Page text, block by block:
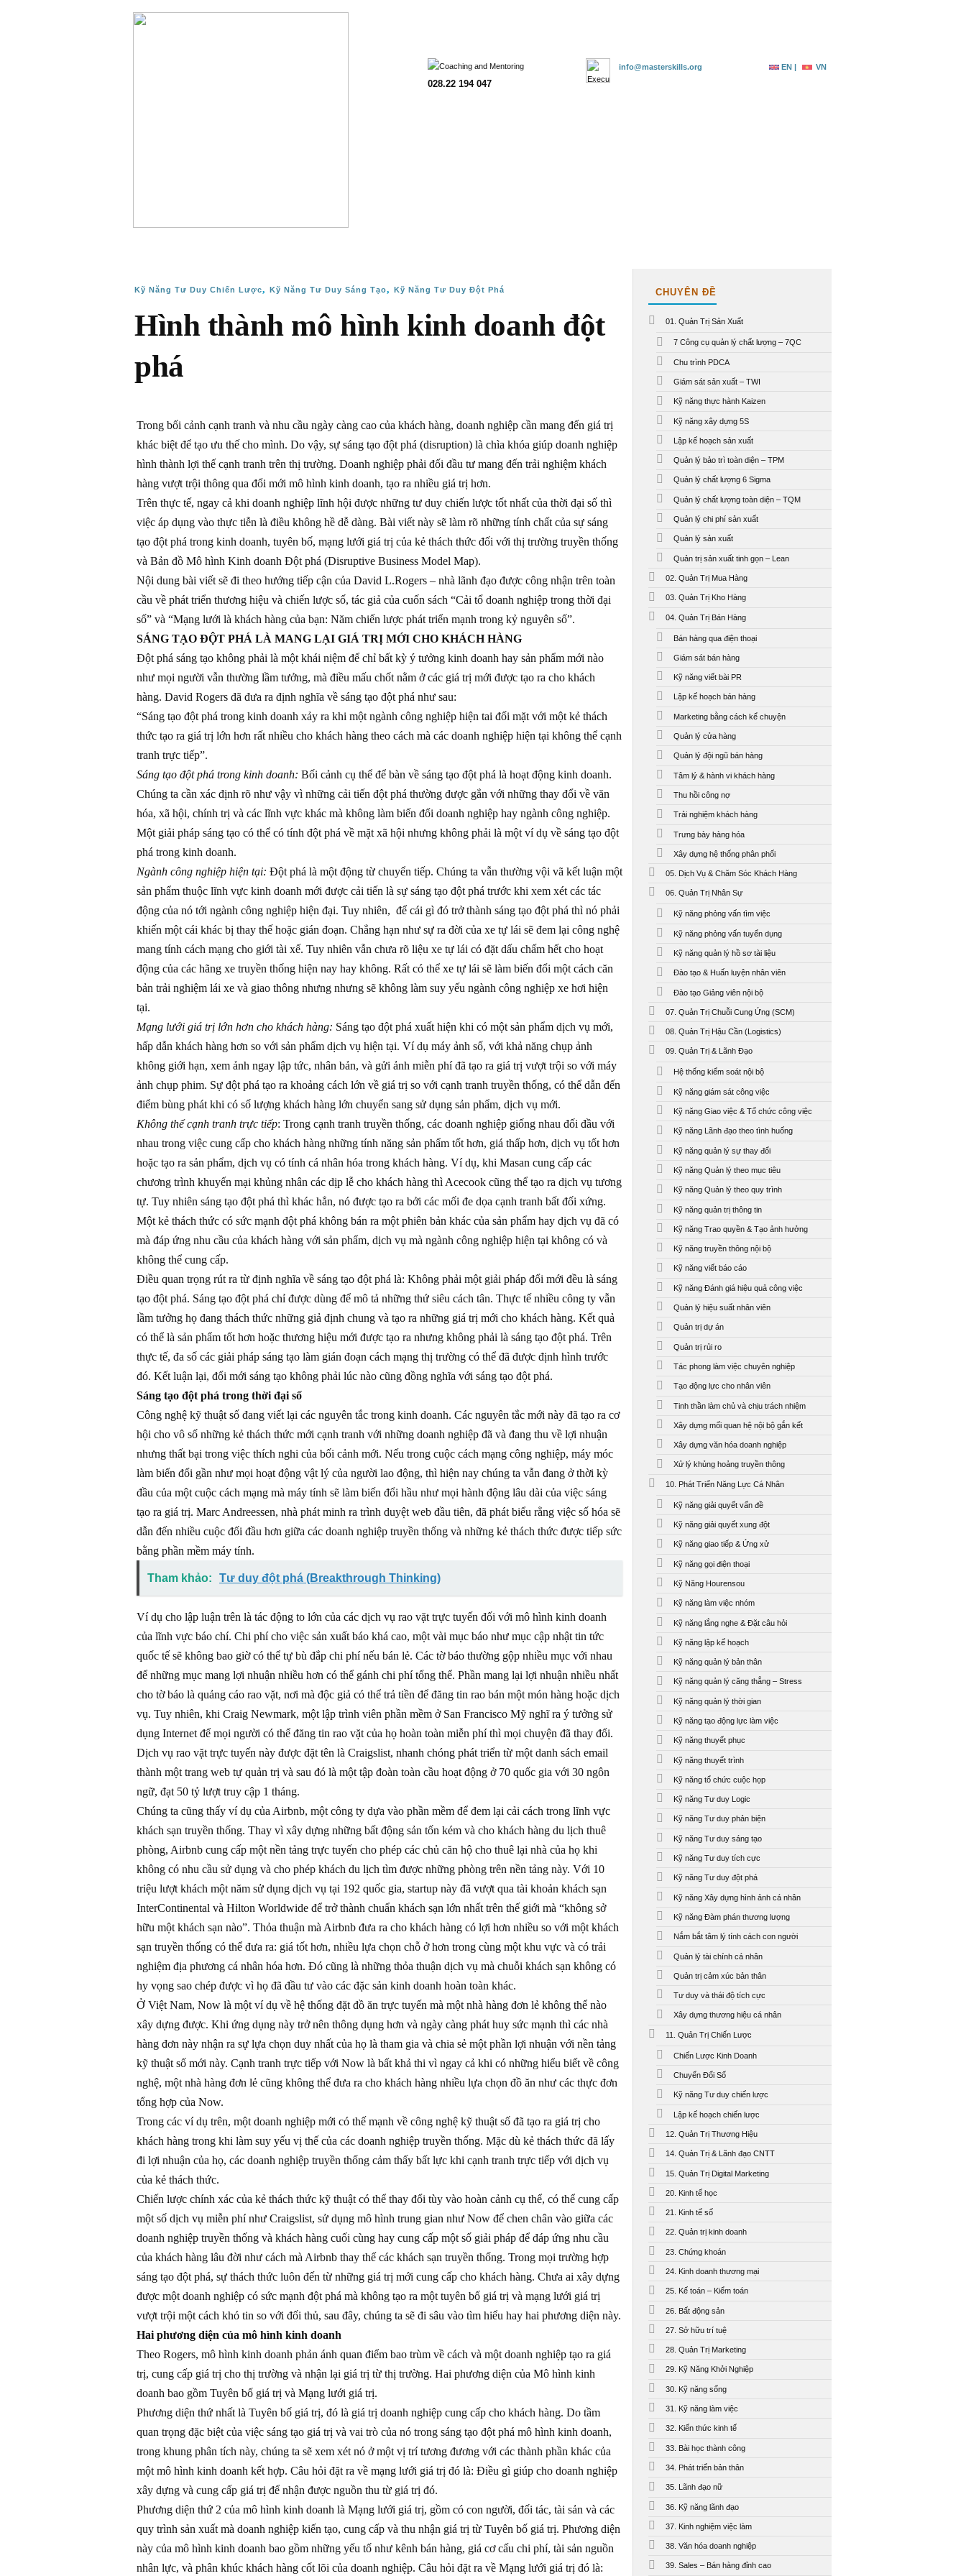
EN | VN
info@masterskills.org
028.22 194 047
Kỹ Năng Tư Duy Chiến Lược, Kỹ Năng Tư Duy Sáng Tạo, Kỹ Năng Tư Duy Đột Phá
Hình thành mô hình kinh doanh đột
phá
Trong bối cảnh cạnh tranh và nhu cầu ngày càng cao của khách hàng, doanh nghiệp cần mang đến giá trị
khác biệt để tạo ưu thế cho mình. Do vậy, sự sáng tạo đột phá (disruption) là chìa khóa giúp doanh nghiệp
hình thành lợi thế cạnh tranh trên thị trường. Doanh nghiệp phải đối đầu tư mang đến trải nghiệm khách
hàng vượt trội thông qua đổi mới mô hình kinh doanh, tạo ra nhiều giá trị hơn.
Trên thực tế, ngay cả khi doanh nghiệp lĩnh hội được những tư duy chiến lược tốt nhất của thời đại số thì
việc áp dụng vào thực tiễn là điều không hề dễ dàng. Bài viết này sẽ làm rõ những tính chất của sự sáng
tạo đột phá trong kinh doanh, tuyên bố, mạng lưới giá trị của kẻ thách thức đối với thị trường truyền thống
và Bản đồ Mô hình Kinh doanh Đột phá (Disruptive Business Model Map).
Nội dung bài viết sẽ đi theo hướng tiếp cận của David L.Rogers – nhà lãnh đạo được công nhận trên toàn
cầu về phát triển thương hiệu và chiến lược số, tác giả của cuốn sách “Cải tổ doanh nghiệp trong thời đại
số” và “Mạng lưới là khách hàng của bạn: Năm chiến lược phát triển mạnh trong kỷ nguyên số”.
SÁNG TẠO ĐỘT PHÁ LÀ MANG LẠI GIÁ TRỊ MỚI CHO KHÁCH HÀNG
Đột phá sáng tạo không phải là một khái niệm để chỉ bất kỳ ý tưởng kinh doanh hay sản phẩm mới nào
như mọi người vẫn thường lầm tưởng, mà điều mấu chốt nằm ở các giá trị mới được tạo ra cho khách
hàng. David Rogers đã đưa ra định nghĩa về sáng tạo đột phá như sau:
“Sáng tạo đột phá trong kinh doanh xảy ra khi một ngành công nghiệp hiện tai đối mặt với một kẻ thách
thức tạo ra giá trị lớn hơn rất nhiều cho khách hàng theo cách mà các doanh nghiệp hiện tại không thể cạnh
tranh trực tiếp”.
Sáng tạo đột phá trong kinh doanh: Bối cảnh cụ thể để bàn về sáng tạo đột phá là hoạt động kinh doanh.
Chúng ta cần xác định rõ như vậy vì những cải tiến đột phá thường được gắn với những thay đổi về văn
hóa, xã hội, chính trị và các lĩnh vực khác mà không làm biến đổi doanh nghiệp hay ngành công nghiệp.
Một giải pháp sáng tạo có thể có tính đột phá về mặt xã hội nhưng không phải là một ví dụ về sáng tạo đột
phá trong kinh doanh.
Ngành công nghiệp hiện tại: Đột phá là một động từ chuyển tiếp. Chúng ta vẫn thường vội vã kết luận một
sản phẩm thuộc lĩnh vực kinh doanh mới được cải tiến là sự sáng tạo đột phá trước khi xem xét các tác
động của nó tới ngành công nghiệp hiện đại. Tuy nhiên, để cái gì đó trở thành sáng tạo đột phá thì nó phải
khiến một cái khác bị thay thế hoặc gián đoạn. Chẳng hạn như sự ra đời của xe tự lái sẽ đem lại công nghệ
mang tính cách mạng cho giới tài xế. Tuy nhiên vẫn chưa rõ liệu xe tự lái có đặt dấu chấm hết cho hoạt
động của các hãng xe truyền thống hiện nay hay không. Rất có thể xe tự lái sẽ làm biến đổi một cách căn
bản trải nghiệm lái xe và giao thông nhưng nhưng sẽ không làm suy yếu ngành công nghiệp xe hơi hiện
tại.
Mạng lưới giá trị lớn hơn cho khách hàng: Sáng tạo đột phá xuất hiện khi có một sản phẩm dịch vụ mới,
hấp dẫn khách hàng hơn so với sản phẩm dịch vụ hiện tại. Ví dụ máy ảnh số, với khả năng chụp ảnh
không giới hạn, xem ảnh ngay lập tức, nhân bản, và gửi ảnh miễn phí đã tạo ra giá trị vượt trội so với máy
ảnh chụp phim. Sự đột phá tạo ra khoảng cách lớn về giá trị so với cạnh tranh truyền thống, có thể dẫn đến
điểm bùng phát khi có số lượng khách hàng lớn chuyển sang sử dụng sản phẩm, dịch vụ mới.
Không thể cạnh tranh trực tiếp: Trong cạnh tranh truyền thống, các doanh nghiệp giống nhau đối đầu với
nhau trong việc cung cấp cho khách hàng những tính năng sản phẩm tốt hơn, giá thấp hơn, dịch vụ tốt hơn
hoặc tạo ra sản phẩm, dịch vụ có tính cá nhân hóa trong khách hàng. Ví dụ, khi Masan cung cấp các
chương trình khuyến mại khủng nhân các dịp lễ cho khách hàng thì Acecook cũng thể tạo ra dịch vụ tương
tự. Tuy nhiên sáng tạo đột phá thì khác hẳn, nó được tạo ra bởi các mối đe dọa cạnh tranh bất đối xứng.
Một kẻ thách thức có sức mạnh đột phá không bán ra một phiên bản khác của sản phẩm hay dịch vụ đã có
mà đáp ứng nhu cầu của khách hàng với sản phẩm, dịch vụ mà ngành công nghiệp hiện tại không có và
không thể cung cấp.
Điều quan trọng rút ra từ định nghĩa về sáng tạo đột phá là: Không phải một giải pháp đổi mới đều là sáng
tạo đột phá. Sáng tạo đột phá chỉ được dùng để mô tả những thứ siêu cách tân. Thực tế nhiều công ty vẫn
lầm tưởng họ đang thách thức những giả định chung và tạo ra những giá trị mới cho khách hàng. Kết quả
có thể là sản phẩm tốt hơn hoặc thương hiệu mới được tạo ra nhưng không phải là sáng tạo đột phá. Trên
thực tế, đa số các giải pháp sáng tạo làm gián đoạn cách mạng thị trường có thể đã được định hình trước
đó. Kết luận lại, đổi mới sáng tạo không phải lúc nào cũng đồng nghĩa với sáng tạo đột phá.
Sáng tạo đột phá trong thời đại số
Công nghệ kỹ thuật số đang viết lại các nguyên tắc trong kinh doanh. Các nguyên tắc mới này đã tạo ra cơ
hội cho vô số những kẻ thách thức mới cạnh tranh với những doanh nghiệp đã và đang thu về lợi nhuận
nhưng thất bại trong việc thích nghi của bối cảnh mới. Nếu trong cuộc cách mạng công nghiệp, máy móc
làm biến đổi gần như mọi hoạt động vật lý của người lao động, thì hiện nay chúng ta vẫn đang ở thời kỳ
đầu của một cuộc cách mạng mà máy tính sẽ làm biến đổi hầu như mọi hành động lâu dài của việc sáng
tạo ra giá trị. Marc Andreessen, nhà phát minh ra trình duyệt web đầu tiên, đã phát biểu rằng việc số hóa sẽ
dẫn đến nhiều cuộc đối đầu hơn giữa các doanh nghiệp truyền thống và những kẻ thách thức được tiếp sức
bằng phần mềm máy tính.
Tham khảo: Tư duy đột phá (Breakthrough Thinking)
Ví dụ cho lập luận trên là tác động to lớn của các dịch vụ rao vặt trực tuyến đối với mô hình kinh doanh
của lĩnh vực báo chí. Chi phí cho việc sản xuất báo khá cao, một vài mục báo như mục cập nhật tin tức
quốc tế sẽ không bao giờ có thể tự bù đắp chi phí nếu bán lẻ. Các tờ báo thường gộp nhiều mục với nhau
để những mục mang lợi nhuận nhiều hơn có thể gánh chi phí tổng thể. Phần mang lại lợi nhuận nhiều nhất
cho tờ báo là quảng cáo rao vặt, nơi mà độc giả có thể trả tiền để đăng tin rao bán một món hàng hoặc dịch
vụ. Tuy nhiên, khi Craig Newmark, một lập trình viên phần mềm ở San Francisco Mỹ nghĩ ra ý tưởng sử
dụng Internet để mọi người có thể đăng tin rao vặt của họ hoàn toàn miễn phí thì mọi chuyện đã thay đổi.
Dịch vụ rao vặt trực tuyến này được đặt tên là Craigslist, nhanh chóng phát triển từ một danh sách email
thành một trang web tự quản trị và sau đó là một tập đoàn toàn cầu hoạt động ở 70 quốc gia với 30 ngôn
ngữ, đạt 50 tỷ lượt truy cập 1 tháng.
Chúng ta cũng thấy ví dụ của Airbnb, một công ty dựa vào phần mềm để đem lại cải cách trong lĩnh vực
khách sạn truyền thống. Thay vì xây dựng những bất động sản tốn kém và cho khách hàng du lịch thuê
phòng, Airbnb cung cấp một nền tảng trực tuyến cho phép các chủ căn hộ cho thuê lại nhà của họ khi
không có nhu cầu sử dụng và cho phép khách du lịch tìm được những phòng trên nền tảng này. Với 10
triệu lượt khách một năm sử dụng dịch vụ tại 192 quốc gia, startup này đã vượt qua tài khoản khách sạn
InterContinental và Hilton Worldwide để trở thành chuẩn khách sạn lớn nhất trên thế giới mà “không sở
hữu một khách sạn nào”. Thỏa thuận mà Airbnb đưa ra cho khách hàng có lợi hơn nhiều so với một khách
sạn truyền thống có thể đưa ra: giá tốt hơn, nhiều lựa chọn chỗ ở hơn trong cùng một khu vực và có trải
nghiệm địa phương cá nhân hóa hơn. Đó cũng là những thỏa thuận dịch vụ mà chuỗi khách sạn không có
hy vọng sao chép được vì họ đã đầu tư vào các đặc sản kinh doanh hoàn toàn khác.
Ở Việt Nam, Now là một ví dụ về hệ thống đặt đồ ăn trực tuyến mà một nhà hàng đơn lẻ không thể nào
xây dựng được. Khi ứng dụng này trở nên thông dụng hơn và ngày càng phát huy sức mạnh thì các nhà
hàng đơn này nhận ra sự lựa chọn duy nhất của họ là tham gia và chia sẻ một phần lợi nhuận với nền tảng
kỹ thuật số mới này. Cạnh tranh trực tiếp với Now là bất khả thi vì ngay cả khi có những hiểu biết về công
nghệ, một nhà hàng đơn lẻ cũng không thể đưa ra cho khách hàng nhiều lựa chọn đồ ăn như các thực đơn
tổng hợp của Now.
Trong các ví dụ trên, một doanh nghiệp mới có thế mạnh về công nghệ kỹ thuật số đã tạo ra giá trị cho
khách hàng trong khi làm suy yếu vị thế của các doanh nghiệp truyền thống. Mặc dù kẻ thách thức đã lấy
đi lợi nhuận của họ, các doanh nghiệp truyền thống cảm thấy bất lực khi cạnh tranh trực tiếp với dịch vụ
của kẻ thách thức.
Chiến lược chính xác của kẻ thách thức kỹ thuật có thể thay đổi tùy vào hoàn cảnh cụ thể, có thể cung cấp
một số dịch vụ miễn phí như Craigslist, sử dụng mô hình trung gian như Now để chen chân vào giữa các
doanh nghiệp truyền thống và khách hàng cuối cùng hay cung cấp một số giải pháp để đáp ứng nhu cầu
của khách hàng lâu đời như cách mà Airbnb thay thế các khách sạn truyền thống. Trong mọi trường hợp
sáng tạo đột phá, sự thách thức luôn đến từ những giá trị mới cung cấp cho khách hàng. Chưa ai xây dựng
được một doanh nghiệp có sức mạnh đột phá mà không tạo ra một tuyên bố giá trị và mạng lưới giá trị
vượt trội một cách khó tin so với đối thủ, sau đây, chúng ta sẽ đi sâu vào tìm hiểu hay hai phương diện này.
Hai phương diện của mô hình kinh doanh
Theo Rogers, mô hình kinh doanh phản ánh quan điểm bao trùm về cách và một doanh nghiệp tạo ra giá
trị, cung cấp giá trị cho thị trường và nhận lại giá trị từ thị trường. Hai phương diện của Mô hình kinh
doanh bao gồm Tuyên bố giá trị và Mạng lưới giá trị.
Phương diện thứ nhất là Tuyên bố giá trị, đó là giá trị doanh nghiệp cung cấp cho khách hàng. Do tầm
quan trọng đặc biệt của việc sáng tạo giá trị và vai trò của nó trong sáng tạo đột phá mô hình kinh doanh,
trong khung phân tích này, chúng ta sẽ xem xét nó ở một vị trí tương đương với các thành phần khác của
một mô hình kinh doanh kết hợp. Câu hỏi đặt ra về mạng lưới giá trị đó là: Điều gì giúp cho doanh nghiệp
xây dựng và cung cấp giá trị để nhận được nguồn thu từ giá trị đó.
Phương diện thứ 2 của mô hình kinh doanh là Mạng lưới giá trị, gồm có con người, đối tác, tài sản và các
quy trình sản xuất mà doanh nghiệp kiến tạo, cung cấp và thu nhận giá trị từ Tuyên bố giá trị. Phương diện
này của mô hình kinh doanh bao gồm những yếu tố như kênh bán hàng, giá cơ cấu chi phí, tài sản nguồn
nhân lực, và phân khúc khách hàng cốt lõi của doanh nghiệp. Câu hỏi đặt ra về Mạng lưới giá trị đó là:
CHUYÊN ĐỀ
01. Quản Trị Sản Xuất
7 Công cụ quản lý chất lượng – 7QC
Chu trình PDCA
Giám sát sản xuất – TWI
Kỹ năng thực hành Kaizen
Kỹ năng xây dựng 5S
Lập kế hoạch sản xuất
Quản lý bảo trì toàn diện – TPM
Quản lý chất lượng 6 Sigma
Quản lý chất lượng toàn diện – TQM
Quản lý chi phí sản xuất
Quản lý sản xuất
Quản trị sản xuất tinh gọn – Lean
02. Quản Trị Mua Hàng
03. Quản Trị Kho Hàng
04. Quản Trị Bán Hàng
Bán hàng qua điện thoại
Giám sát bán hàng
Kỹ năng viết bài PR
Lập kế hoạch bán hàng
Marketing bằng cách kể chuyện
Quản lý cửa hàng
Quản lý đội ngũ bán hàng
Tâm lý & hành vi khách hàng
Thu hồi công nợ
Trải nghiệm khách hàng
Trưng bày hàng hóa
Xây dựng hệ thống phân phối
05. Dịch Vụ & Chăm Sóc Khách Hàng
06. Quản Trị Nhân Sự
Kỹ năng phỏng vấn tìm việc
Kỹ năng phỏng vấn tuyển dụng
Kỹ năng quản lý hồ sơ tài liệu
Đào tạo & Huấn luyện nhân viên
Đào tạo Giảng viên nội bộ
07. Quản Trị Chuỗi Cung Ứng (SCM)
08. Quản Trị Hậu Cần (Logistics)
09. Quản Trị & Lãnh Đạo
Hệ thống kiểm soát nội bộ
Kỹ năng giám sát công việc
Kỹ năng Giao việc & Tổ chức công việc
Kỹ năng Lãnh đạo theo tình huống
Kỹ năng quản lý sự thay đổi
Kỹ năng Quản lý theo mục tiêu
Kỹ năng Quản lý theo quy trình
Kỹ năng quản trị thông tin
Kỹ năng Trao quyền & Tạo ảnh hưởng
Kỹ năng truyền thông nội bộ
Kỹ năng viết báo cáo
Kỹ năng Đánh giá hiệu quả công việc
Quản lý hiệu suất nhân viên
Quản trị dự án
Quản trị rủi ro
Tác phong làm việc chuyên nghiệp
Tạo động lực cho nhân viên
Tinh thần làm chủ và chịu trách nhiệm
Xây dựng mối quan hệ nội bộ gắn kết
Xây dựng văn hóa doanh nghiệp
Xử lý khủng hoảng truyền thông
10. Phát Triển Năng Lực Cá Nhân
Kỹ năng giải quyết vấn đề
Kỹ năng giải quyết xung đột
Kỹ năng giao tiếp & Ứng xử
Kỹ năng gọi điện thoại
Kỹ Năng Hourensou
Kỹ năng làm việc nhóm
Kỹ năng lắng nghe & Đặt câu hỏi
Kỹ năng lập kế hoạch
Kỹ năng quản lý bản thân
Kỹ năng quản lý căng thẳng – Stress
Kỹ năng quản lý thời gian
Kỹ năng tạo động lực làm việc
Kỹ năng thuyết phục
Kỹ năng thuyết trình
Kỹ năng tổ chức cuộc họp
Kỹ năng Tư duy Logic
Kỹ năng Tư duy phản biện
Kỹ năng Tư duy sáng tạo
Kỹ năng Tư duy tích cực
Kỹ năng Tư duy đột phá
Kỹ năng Xây dựng hình ảnh cá nhân
Kỹ năng Đàm phán thương lượng
Nắm bắt tâm lý tính cách con người
Quản lý tài chính cá nhân
Quản trị cảm xúc bản thân
Tư duy và thái độ tích cực
Xây dựng thương hiệu cá nhân
11. Quản Trị Chiến Lược
Chiến Lược Kinh Doanh
Chuyển Đổi Số
Kỹ năng Tư duy chiến lược
Lập kế hoạch chiến lược
12. Quản Trị Thương Hiệu
14. Quản Trị & Lãnh đạo CNTT
15. Quản Trị Digital Marketing
20. Kinh tế học
21. Kinh tế số
22. Quản trị kinh doanh
23. Chứng khoán
24. Kinh doanh thương mại
25. Kế toán – Kiểm toán
26. Bất động sản
27. Sở hữu trí tuệ
28. Quản Trị Marketing
29. Kỹ Năng Khởi Nghiệp
30. Kỹ năng sống
31. Kỹ năng làm việc
32. Kiến thức kinh tế
33. Bài học thành công
34. Phát triển bản thân
35. Lãnh đạo nữ
36. Kỹ năng lãnh đạo
37. Kinh nghiệm việc làm
38. Văn hóa doanh nghiệp
39. Sales – Bán hàng đỉnh cao